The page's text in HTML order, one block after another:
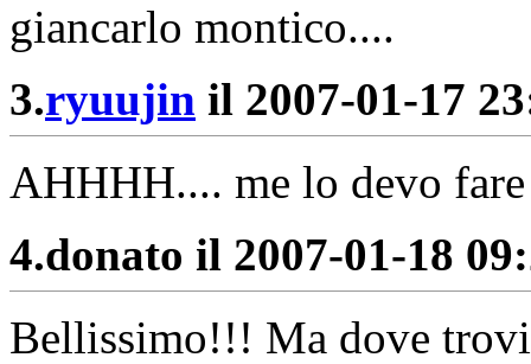
giancarlo montico....
3.ryuujin il 2007-01-17
AHHHH.... me lo devo
4.donato il 2007-01-18
Bellissimo!!! Ma dove trovi